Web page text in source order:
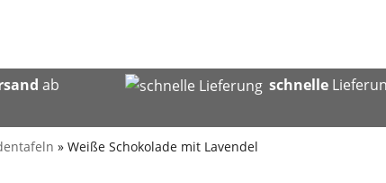
ab
schnelle
» Weiße Schokolade mit Lavendel